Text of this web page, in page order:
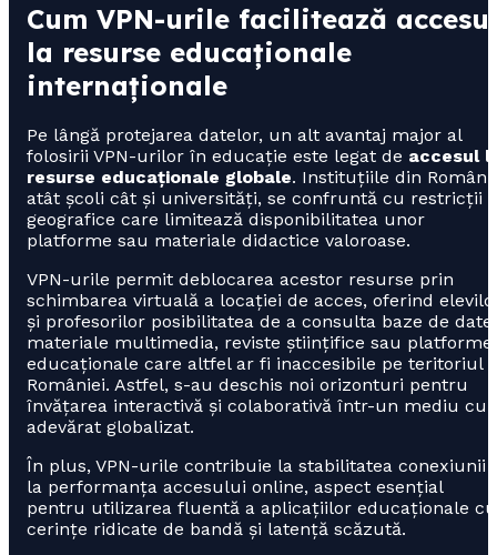
Cum VPN-urile facilitează accesul
la resurse educaționale
internaționale
Pe lângă protejarea datelor, un alt avantaj major al
folosirii VPN-urilor în educație este legat de accesul
resurse educaționale globale. Instituțiile din
atât școli cât și universități, se confruntă cu restricții
geografice care limitează disponibilitatea unor
platforme sau materiale didactice valoroase.
VPN-urile permit deblocarea acestor resurse prin
schimbarea virtuală a locației de acces, oferind
și profesorilor posibilitatea de a consulta baze de date,
materiale multimedia, reviste științifice sau platforme
educaționale care altfel ar fi inaccesibile pe teritoriul
României. Astfel, s-au deschis noi orizonturi pentru
învățarea interactivă și colaborativă într-un mediu cu
adevărat globalizat.
În plus, VPN-urile contribuie la stabilitatea conexiunii
la performanța accesului online, aspect esențial
pentru utilizarea fluentă a aplicațiilor educaționale cu
cerințe ridicate de bandă și latență scăzută.